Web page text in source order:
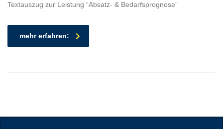
Textauszug zur Leistung “Absatz- & Bedarfsprognose”
mehr erfahren: